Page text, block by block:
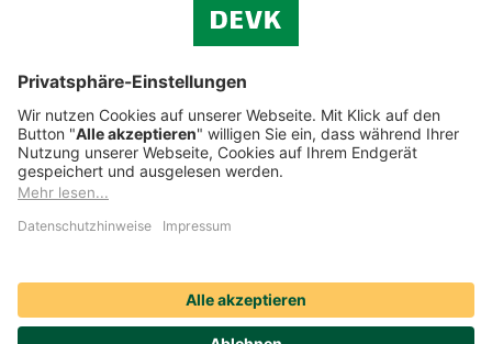
Cookie-Einstellungen
Datenschutz
Impressum
Streitbeilegung
Nutzungshinweise
Compliance
Social Media Icons sowie Verlinkungen, die mit